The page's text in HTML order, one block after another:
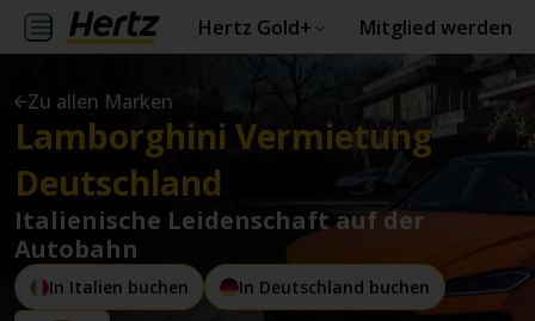
Hertz Gold+ Mitglied werden
Zu allen Marken
Lamborghini Vermietung
Deutschland
Italienische Leidenschaft auf der
Autobahn
In Italien buchen In Deutschland buchen